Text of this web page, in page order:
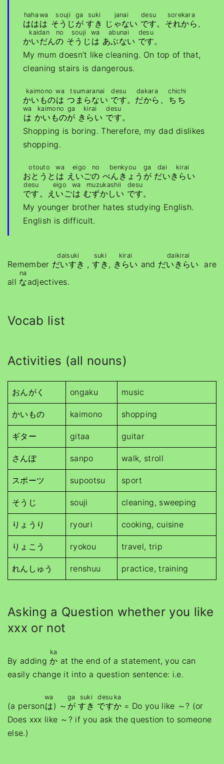
はは
haha
は
wa
そうじ
souji
が
ga
すき
suki
じゃない
janai
です
desu
。 それから
sorekara
、
かいだん
kaidan
の
no
そうじ
souji
は
wa
あぶない
abunai
です
desu
。
My mum doesn’t like cleaning. On top of that,
cleaning stairs is dangerous.
かいもの
kaimono
は
wa
つまらない
tsumaranai
です
desu
。 だから
dakara
、 ちち
chichi
は
wa
かいもの
kaimono
が
ga
きらい
kirai
です
desu
。
Shopping is boring. Therefore, my dad dislikes
shopping.
おとうと
otouto
は
wa
えいご
eigo
の
no
べんきょう
benkyou
が
ga
だい
dai
きらい
kirai
です
desu
。 えいご
eigo
は
wa
むずかしい
muzukashii
です
desu
。
My younger brother hates studying English.
English is difficult.
Remember だいすき
daisuki
,すき
suki
, きらい
kirai
and だいきらい
daikirai
are
all な
na
adjectives.
Vocab list
Activities (all nouns)
おんがく ongaku music
かいもの kaimono shopping
ギター gitaa guitar
さんぽ sanpo walk, stroll
スポーツ supootsu sport
そうじ souji cleaning, sweeping
りょうり ryouri cooking, cuisine
りょこう ryokou travel, trip
れんしゅう renshuu practice, training
Asking a Question whether you like
xxx or not
By addingか
ka
at the end of a statement, you can
easily change it into a question sentence: i.e.
(a personは
wa
) ～ が
ga
すき
suki
です
desu
か
ka
= Do you like ～? (or
Does xxx like ～? if you ask the question to someone
else.)